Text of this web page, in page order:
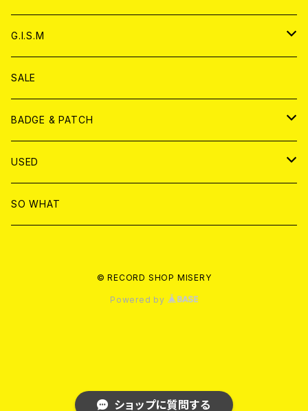
ショップに質問する
ANALOG
ANALOG
CD
ANALOG
アナログ
DVD
T-shirt & WEAR
G.I.S.M
CD
ANALOG
T-SHIRT & WEAR
DVD
SALE
BADGE & PATCH
BADGE
PATCH
USED
書籍
SO WHAT
© RECORD SHOP MISERY
Powered by